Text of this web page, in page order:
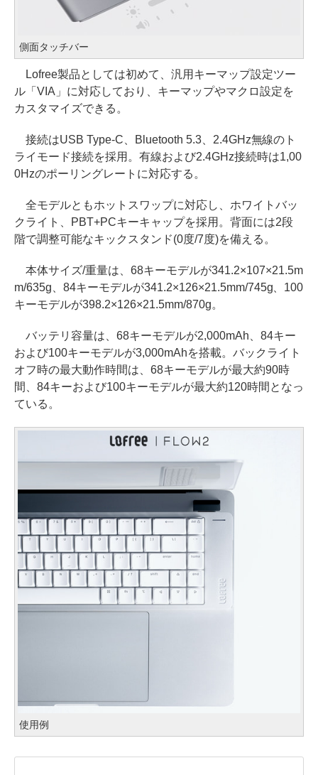
側面タッチバー
Lofree製品としては初めて、汎用キーマップ設定ツー
ル「VIA」に対応しており、キーマップやマクロ設定を
カスタマイズできる。
接続はUSB Type-C、Bluetooth 5.3、2.4GHz無線のト
ライモード接続を採用。有線および2.4GHz接続時は1,00
0Hzのポーリングレートに対応する。
全モデルともホットスワップに対応し、ホワイトバッ
クライト、PBT+PCキーキャップを採用。背面には2段
階で調整可能なキックスタンド(0度/7度)を備える。
本体サイズ/重量は、68キーモデルが341.2×107×21.5m
m/635g、84キーモデルが341.2×126×21.5mm/745g、100
キーモデルが398.2×126×21.5mm/870g。
バッテリ容量は、68キーモデルが2,000mAh、84キー
および100キーモデルが3,000mAhを搭載。バックライト
オフ時の最大動作時間は、68キーモデルが最大約90時
間、84キーおよび100キーモデルが最大約120時間となっ
ている。
使用例